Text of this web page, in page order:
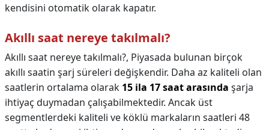
kendisini otomatik olarak kapatır.
Akıllı saat nereye takılmalı?
Akıllı saat nereye takılmalı?, Piyasada bulunan birçok
akıllı saatin şarj süreleri değişkendir. Daha az kaliteli olan
saatlerin ortalama olarak 15 ila 17 saat arasında şarja
ihtiyaç duymadan çalışabilmektedir. Ancak üst
segmentlerdeki kaliteli ve köklü markaların saatleri 48